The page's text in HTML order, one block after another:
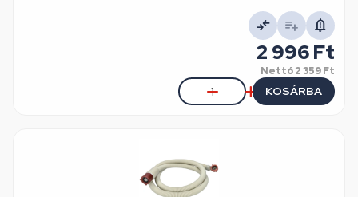
2 996 Ft
Nettó2 359 Ft
KOSÁRBA